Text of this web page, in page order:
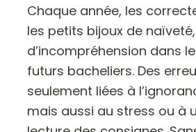
Chaque année, les
les petits bijoux de
d’incompréhension dans
futurs bacheliers. Des
seulement liées à
mais aussi au stress ou à